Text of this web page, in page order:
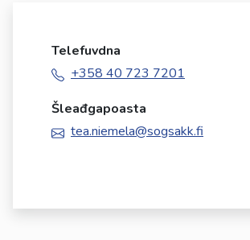
Telefuvdna
+358 40 723 7201
Šleađgapoasta
tea.niemela@sogsakk.fi